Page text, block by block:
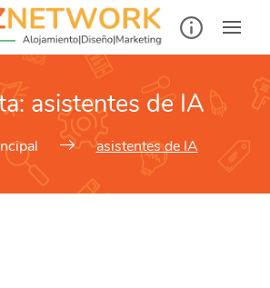
asistentes de IA
asistentes de IA